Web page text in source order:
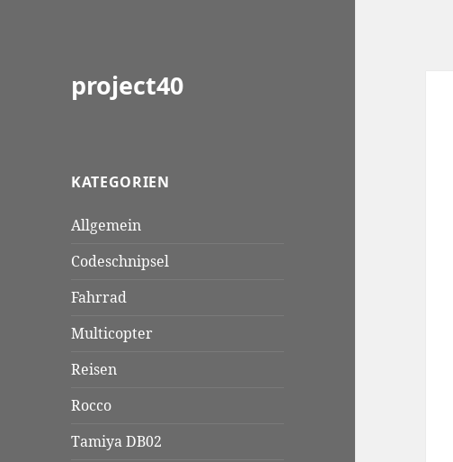
project40
KATEGORIEN
Allgemein
Codeschnipsel
Fahrrad
Multicopter
Reisen
Rocco
Tamiya DB02